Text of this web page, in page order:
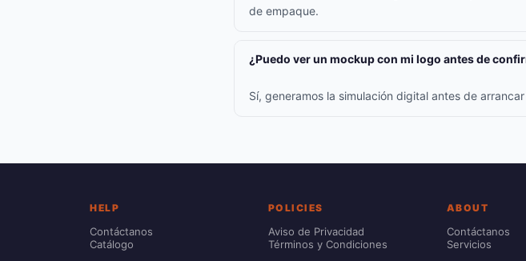
de empaque.
¿Puedo ver un mockup con mi logo antes de
Sí, generamos la simulación digital antes de
HELP
Contáctanos
Catálogo
POLICIES
Aviso de Privacidad
Términos y Condiciones
ABOUT
Contáctanos
Servicios